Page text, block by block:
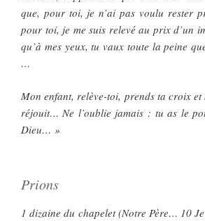
que, pour toi, je n’ai pas voulu rester
pour toi, je me suis relevé au prix d’un
qu’à mes yeux, tu vaux toute la peine
…
Mon enfant, relève-toi, prends ta croix
réjouit… Ne l’oublie jamais : tu as le
Dieu… »
Prions
1 dizaine du chapelet (Notre Père… 10